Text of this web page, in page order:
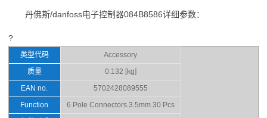
丹佛斯/danfoss电子控制器084B8586详细参数：
?
类型代码
Accessory
质量
0.132 [kg]
EAN no.
5702428089555
Function
6 Pole Connectors.3.5mm.30 Pcs